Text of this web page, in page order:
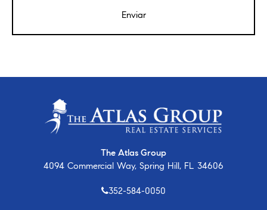
The Atlas Group
4094 Commercial Way, Spring Hill, FL 34606
352-584-0050